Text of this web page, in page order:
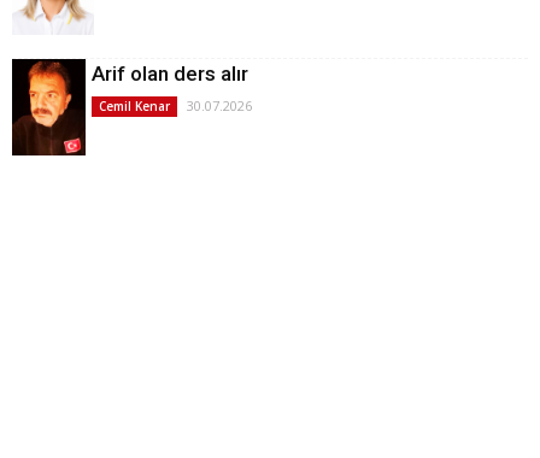
Arif olan ders alır
Cemil Kenar 30.07.2026